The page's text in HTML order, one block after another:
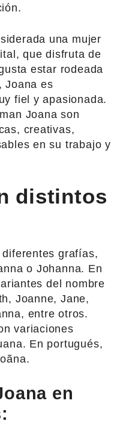
una mujer
que disfruta de
estar rodeada
Joana es
fiel y apasionada.
Joana son
creativas,
en su trabajo y
distintos
grafías,
o Johanna. En
del nombre
Joanne, Jane,
entre otros.
variaciones
En portugués,
en